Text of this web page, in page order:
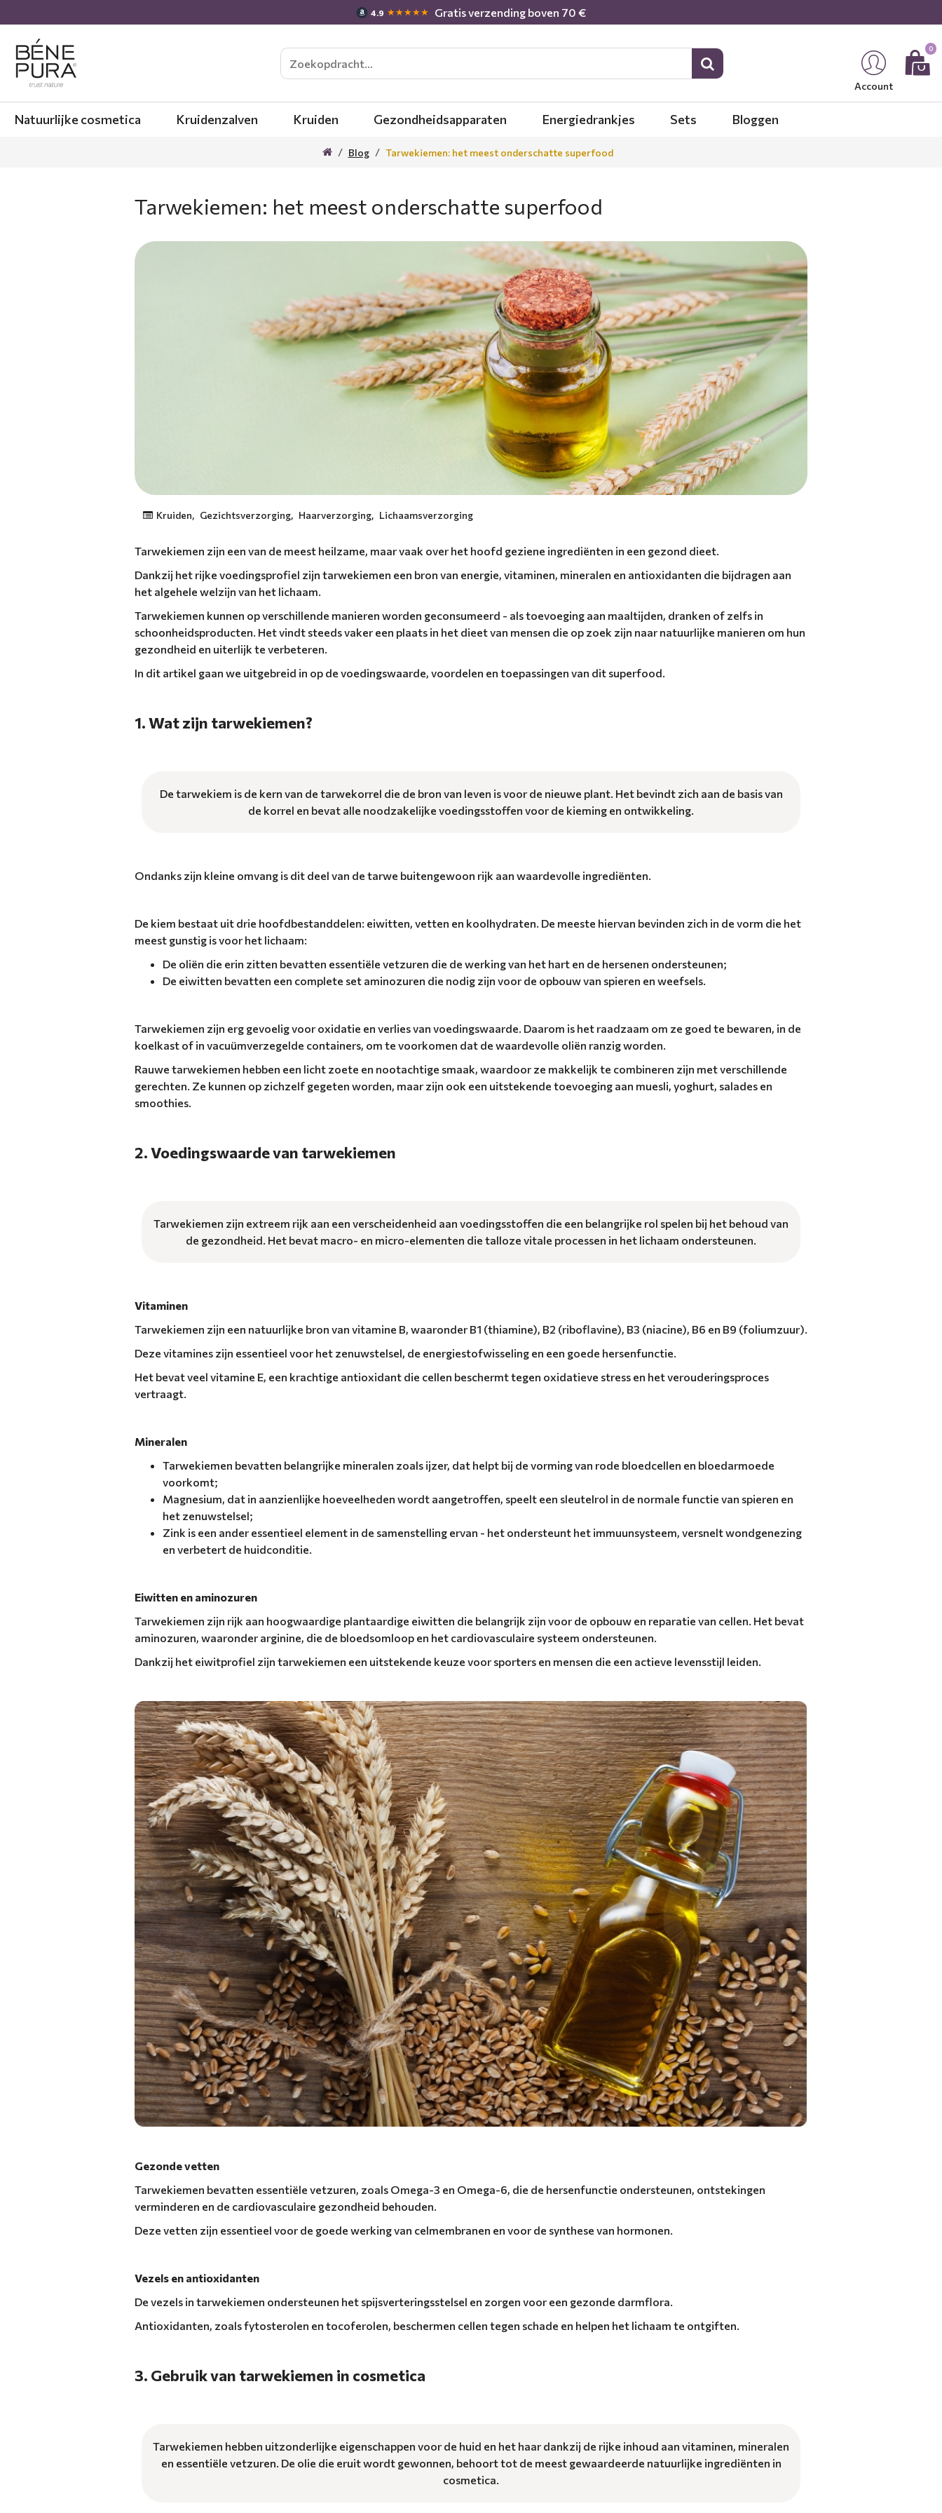
4.9 ★★★★★ Gratis verzending boven 70 €
Account
0
Natuurlijke cosmetica Kruidenzalven Kruiden Gezondheidsapparaten Energiedrankjes Sets Bloggen
Blog Tarwekiemen: het meest onderschatte superfood
Tarwekiemen: het meest onderschatte superfood
Kruiden, Gezichtsverzorging, Haarverzorging, Lichaamsverzorging
Tarwekiemen zijn een van de meest heilzame, maar vaak over het hoofd geziene ingrediënten in een gezond dieet.
Dankzij het rijke voedingsprofiel zijn tarwekiemen een bron van energie, vitaminen, mineralen en antioxidanten die bijdragen aan
het algehele welzijn van het lichaam.
Tarwekiemen kunnen op verschillende manieren worden geconsumeerd - als toevoeging aan maaltijden, dranken of zelfs in
schoonheidsproducten. Het vindt steeds vaker een plaats in het dieet van mensen die op zoek zijn naar natuurlijke manieren om hun
gezondheid en uiterlijk te verbeteren.
In dit artikel gaan we uitgebreid in op de voedingswaarde, voordelen en toepassingen van dit superfood.
1. Wat zijn tarwekiemen?
De tarwekiem is de kern van de tarwekorrel die de bron van leven is voor de nieuwe plant. Het bevindt zich aan de basis van
de korrel en bevat alle noodzakelijke voedingsstoffen voor de kieming en ontwikkeling.
Ondanks zijn kleine omvang is dit deel van de tarwe buitengewoon rijk aan waardevolle ingrediënten.
De kiem bestaat uit drie hoofdbestanddelen: eiwitten, vetten en koolhydraten. De meeste hiervan bevinden zich in de vorm die het
meest gunstig is voor het lichaam:
De oliën die erin zitten bevatten essentiële vetzuren die de werking van het hart en de hersenen ondersteunen;
De eiwitten bevatten een complete set aminozuren die nodig zijn voor de opbouw van spieren en weefsels.
Tarwekiemen zijn erg gevoelig voor oxidatie en verlies van voedingswaarde. Daarom is het raadzaam om ze goed te bewaren, in de
koelkast of in vacuümverzegelde containers, om te voorkomen dat de waardevolle oliën ranzig worden.
Rauwe tarwekiemen hebben een licht zoete en nootachtige smaak, waardoor ze makkelijk te combineren zijn met verschillende
gerechten. Ze kunnen op zichzelf gegeten worden, maar zijn ook een uitstekende toevoeging aan muesli, yoghurt, salades en
smoothies.
2. Voedingswaarde van tarwekiemen
Tarwekiemen zijn extreem rijk aan een verscheidenheid aan voedingsstoffen die een belangrijke rol spelen bij het behoud van
de gezondheid. Het bevat macro- en micro-elementen die talloze vitale processen in het lichaam ondersteunen.
Vitaminen
Tarwekiemen zijn een natuurlijke bron van vitamine B, waaronder B1 (thiamine), B2 (riboflavine), B3 (niacine), B6 ​​en B9 (foliumzuur).
Deze vitamines zijn essentieel voor het zenuwstelsel, de energiestofwisseling en een goede hersenfunctie.
Het bevat veel vitamine E, een krachtige antioxidant die cellen beschermt tegen oxidatieve stress en het verouderingsproces
vertraagt.
Mineralen
Tarwekiemen bevatten belangrijke mineralen zoals ijzer, dat helpt bij de vorming van rode bloedcellen en bloedarmoede
voorkomt;
Magnesium, dat in aanzienlijke hoeveelheden wordt aangetroffen, speelt een sleutelrol in de normale functie van spieren en
het zenuwstelsel;
Zink is een ander essentieel element in de samenstelling ervan - het ondersteunt het immuunsysteem, versnelt wondgenezing
en verbetert de huidconditie.
Eiwitten en aminozuren
Tarwekiemen zijn rijk aan hoogwaardige plantaardige eiwitten die belangrijk zijn voor de opbouw en reparatie van cellen. Het bevat
aminozuren, waaronder arginine, die de bloedsomloop en het cardiovasculaire systeem ondersteunen.
Dankzij het eiwitprofiel zijn tarwekiemen een uitstekende keuze voor sporters en mensen die een actieve levensstijl leiden.
Gezonde vetten
Tarwekiemen bevatten essentiële vetzuren, zoals Omega-3 en Omega-6, die de hersenfunctie ondersteunen, ontstekingen
verminderen en de cardiovasculaire gezondheid behouden.
Deze vetten zijn essentieel voor de goede werking van celmembranen en voor de synthese van hormonen.
Vezels en antioxidanten
De vezels in tarwekiemen ondersteunen het spijsverteringsstelsel en zorgen voor een gezonde darmflora.
Antioxidanten, zoals fytosterolen en tocoferolen, beschermen cellen tegen schade en helpen het lichaam te ontgiften.
3. Gebruik van tarwekiemen in cosmetica
Tarwekiemen hebben uitzonderlijke eigenschappen voor de huid en het haar dankzij de rijke inhoud aan vitaminen, mineralen
en essentiële vetzuren. De olie die eruit wordt gewonnen, behoort tot de meest gewaardeerde natuurlijke ingrediënten in
cosmetica.